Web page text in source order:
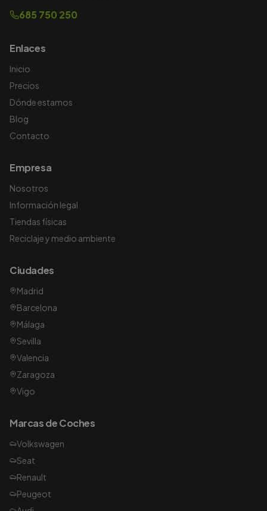
685 750 250
Enlaces
Inicio
Precios
Dónde estamos
Blog
Contacto
Empresa
Nosotros
Información legal
Tiendas físicas
Reciclaje y medio ambiente
Ciudades
Madrid
Barcelona
Málaga
Sevilla
Valencia
Zaragoza
Vigo
Marcas de Coches
Volkswagen
Seat
Renault
Peugeot